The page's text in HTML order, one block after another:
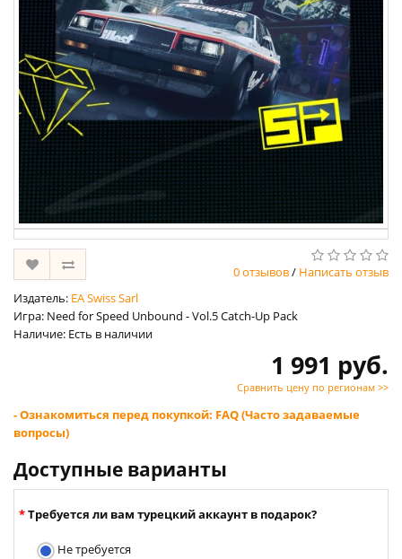
0 отзывов/ Написать отзыв
Издатель: EA Swiss Sarl
Игра: Need for Speed Unbound - Vol.5 Catch-Up Pack
Наличие: Есть в наличии
1 991 руб.
Сравнить цену по регионам >>
- Ознакомиться перед покупкой: FAQ (Часто задаваемые
вопросы)
Доступные варианты
Требуется ли вам турецкий аккаунт в подарок?
Не требуется